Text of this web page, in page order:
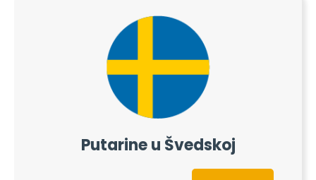
Putarine u Švedskoj